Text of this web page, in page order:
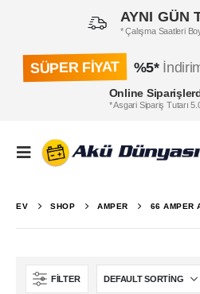
AYNI GÜN
* Çalışma Saatleri
SÜPER FİYAT %5*
Online
* Asgari Sipariş Tutarı
EV SHOP AMPER 66 AMPER
FILTER